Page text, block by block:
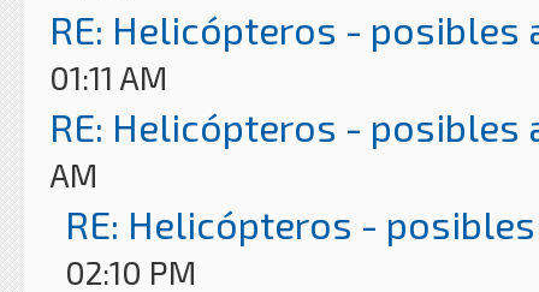
RE: Helicópteros - posibles
01:11 AM
RE: Helicópteros - posibles
AM
RE: Helicópteros -
02:10 PM